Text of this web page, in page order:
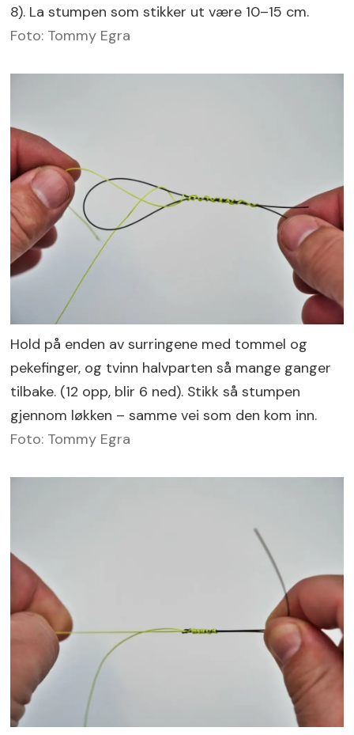
8). La stumpen som stikker ut være 10–15 cm.
Foto: Tommy Egra
Hold på enden av surringene med tommel og
pekefinger, og tvinn halvparten så mange ganger
tilbake. (12 opp, blir 6 ned). Stikk så stumpen
gjennom løkken – samme vei som den kom inn.
Foto: Tommy Egra